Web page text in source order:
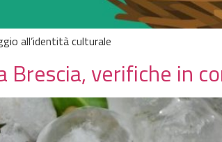
all’identità culturale
verifiche in